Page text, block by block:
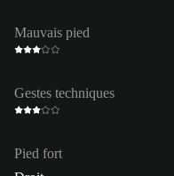
Mauvais pied
Gestes techniques
Pied fort